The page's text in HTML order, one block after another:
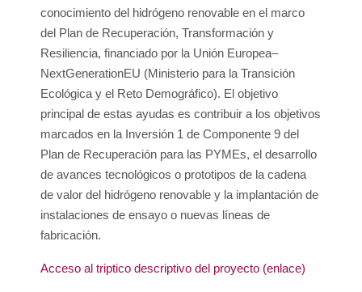
conocimiento del hidrógeno renovable en el marco
del Plan de Recuperación, Transformación y
Resiliencia, financiado por la Unión Europea–
NextGenerationEU (Ministerio para la Transición
Ecológica y el Reto Demográfico). El objetivo
principal de estas ayudas es contribuir a los objetivos
marcados en la Inversión 1 de Componente 9 del
Plan de Recuperación para las PYMEs, el desarrollo
de avances tecnológicos o prototipos de la cadena
de valor del hidrógeno renovable y la implantación de
instalaciones de ensayo o nuevas líneas de
fabricación.
Acceso al triptico descriptivo del proyecto (enlace)